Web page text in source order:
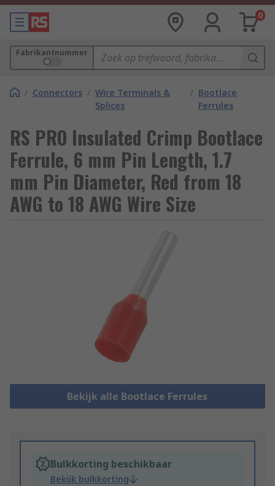
0
Fabrikantnummer
/ Connectors / Wire Terminals &
Splices
/ Bootlace
Ferrules
RS PRO Insulated Crimp Bootlace
Ferrule, 6 mm Pin Length, 1.7
mm Pin Diameter, Red from 18
AWG to 18 AWG Wire Size
Bekijk alle Bootlace Ferrules
Bulkkorting beschikbaar
Bekijk bulkkorting